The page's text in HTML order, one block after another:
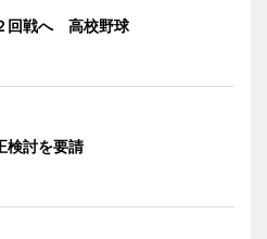
回戦へ 高校野球
検討を要請